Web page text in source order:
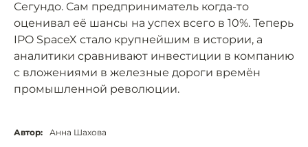
Сегундо. Сам предприниматель когда-то
оценивал её шансы на успех всего в 10%. Теперь
IPO SpaceX стало крупнейшим в истории, а
аналитики сравнивают инвестиции в компанию
с вложениями в железные дороги времён
промышленной революции.
Автор: Анна Шахова